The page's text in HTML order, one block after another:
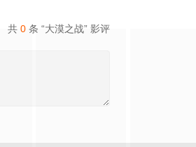
共 0 条 “大漠之战” 影评